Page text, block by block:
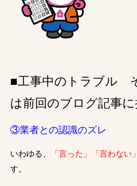
■工事中のトラブ
は前回のブログ記事に
③業者との認識のズレ
いわゆる、 「言った」「言わない
す。